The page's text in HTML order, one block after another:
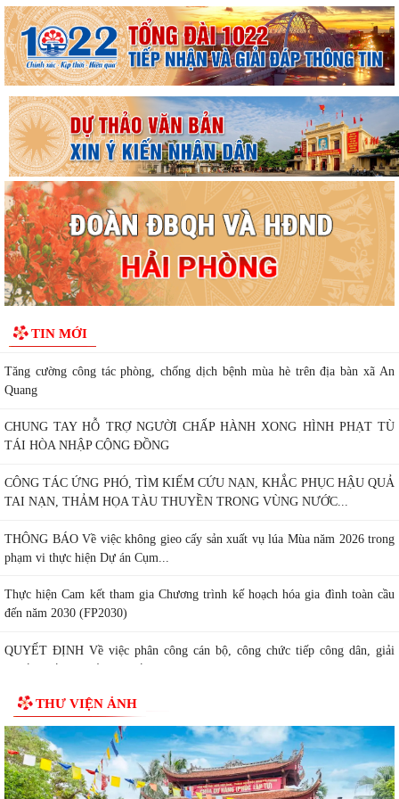
TIN MỚI
HỌC TẠI CÁC CƠ SỞ GIÁO DỤC MẦM NON, TIỂU HỌC...
LUẬT TRÍ TUỆ NHÂN TẠO
MÙA MƯA BÃO
“Ngày hội toàn dân bảo vệ an ninh Tổ quốc” năm 2026 trên địa bàn xã An
Quang
XÃ AN QUANG TỔ CHỨC PHIÊN HỌP LẦN THỨ II BAN ĐẠI DIỆN
HỘI ĐỒNG QUẢN TRỊ NGÂN HÀNG CHÍNH SÁCH XÃ HỘI
"SMART HẢI PHÒNG - CÔNG DÂN THÔNG MINH, THÀNH PHỐ
MẠNH MẼ"
tháng cuối năm 2026
Tăng cường công tác phòng, chống dịch bệnh mùa hè trên địa bàn xã An
Quang
CHUNG TAY HỖ TRỢ NGƯỜI CHẤP HÀNH XONG HÌNH PHẠT TÙ
TÁI HÒA NHẬP CỘNG ĐỒNG
CÔNG TÁC ỨNG PHÓ, TÌM KIẾM CỨU NẠN, KHẮC PHỤC HẬU QUẢ
TAI NẠN, THẢM HỌA TÀU THUYỀN TRONG VÙNG NƯỚC...
THÔNG BÁO Về việc không gieo cấy sản xuất vụ lúa Mùa năm 2026 trong
phạm vi thực hiện Dự án Cụm...
Thực hiện Cam kết tham gia Chương trình kế hoạch hóa gia đình toàn cầu
đến năm 2030 (FP2030)
QUYẾT ĐỊNH Về việc phân công cán bộ, công chức tiếp công dân, giải
THÔNG BÁO Lịch tiếp công dân định kỳ của Chủ tịch Ủy ban nhân dân xã
6 tháng cuối năm 2026
QUYẾT ĐỊNH Về việc ban hành Quy chế Tiếp công dân, tiếp nhận và xử lý
đơn khiếu nại, tố...
THƯ VIỆN ẢNH